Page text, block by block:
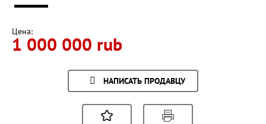
Цена:
1 000 000 rub
НАПИСАТЬ ПРОДАВЦУ